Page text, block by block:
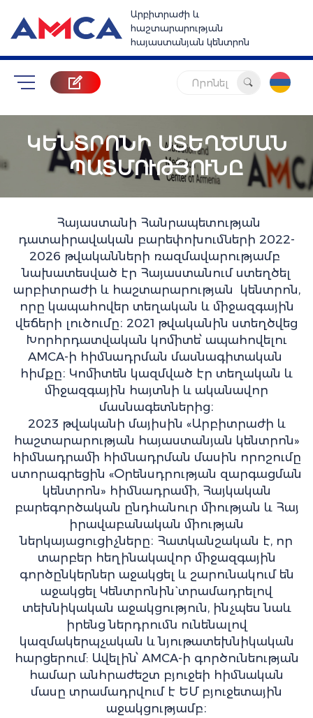
Արբիտրաժի և
հաշտարարության
հայաստանյան կենտրոն
Որոնել
ԿԵՆՏՐՈՆԻ ՍՏԵՂԾՄԱՆ
ՊԱՏՄՈՒԹՅՈՒՆԸ​​
Հայաստանի Հանրապետության
դատաիրավական բարեփոխումների 2022-
2026 թվականների ռազմավարությամբ
նախատեսված էր Հայաստանում ստեղծել
արբիտրաժի և հաշտարարության կենտրոն,
որը կապահովեր տեղական և միջազգային
վեճերի լուծումը։ 2021 թվականին ստեղծվեց
Խորհրդատվական կոմիտե՝ ապահովելու
AMCA-ի հիմնադրման մասնագիտական ​​
հիմքը։ Կոմիտեն կազմված էր տեղական և
միջազգային հայտնի և ականավոր
մասնագետներից։
2023 թվականի մայիսին «Արբիտրաժի և
հաշտարարության հայաստանյան կենտրոն»
հիմնադրամի հիմնադրման մասին որոշումը
ստորագրեցին «Օրենսդրության զարգացման
կենտրոն» հիմնադրամի, Հայկական
բարեգործական ընդհանուր միության և Հայ
իրավաբանական միության
ներկայացուցիչները։ Հատկանշական է, որ
տարբեր հեղինակավոր միջազգային
գործընկերներ աջակցել և շարունակում են
աջակցել Կենտրոնին` տրամադրելով
տեխնիկական աջակցություն, ինչպես նաև
իրենց ներդրումն ունենալով
կազմակերպչական և նյութատեխնիկական
հարցերում: Ավելին՝ AMCA-ի գործունեության
համար անհրաժեշտ բյուջեի հիմնական
մասը տրամադրվում է ԵՄ բյուջետային
աջակցությամբ։